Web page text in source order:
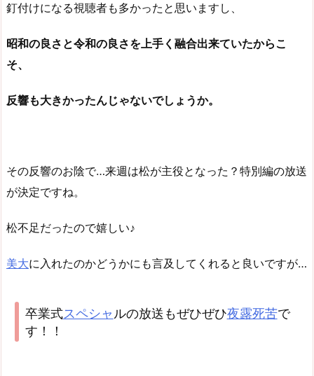
釘付けになる視聴者も多かったと思いますし、
昭和の良さと令和の良さを上手く融合出来ていたからこ
そ、
反響も大きかったんじゃないでしょうか。
その反響のお陰で…来週は松が主役となった？特別編の放送
が決定ですね。
松不足だったので嬉しい♪
美大に入れたのかどうかにも言及してくれると良いですが…
卒業式スペシャ ルの放送もぜひぜひ夜露死苦で
す！！